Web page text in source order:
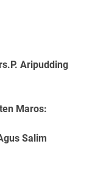
Aripudding
Maros:
Salim